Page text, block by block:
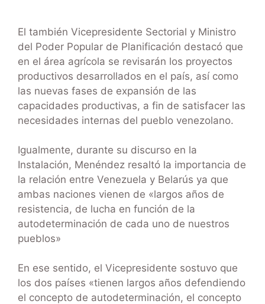
El también Vicepresidente Sectorial y Ministro
del Poder Popular de Planificación destacó que
en el área agrícola se revisarán los proyectos
productivos desarrollados en el país, así como
las nuevas fases de expansión de las
capacidades productivas, a fin de satisfacer las
necesidades internas del pueblo venezolano.
Igualmente, durante su discurso en la
Instalación, Menéndez resaltó la importancia de
la relación entre Venezuela y Belarús ya que
ambas naciones vienen de «largos años de
resistencia, de lucha en función de la
autodeterminación de cada uno de nuestros
pueblos»
En ese sentido, el Vicepresidente sostuvo que
los dos países «tienen largos años defendiendo
el concepto de autodeterminación, el concepto